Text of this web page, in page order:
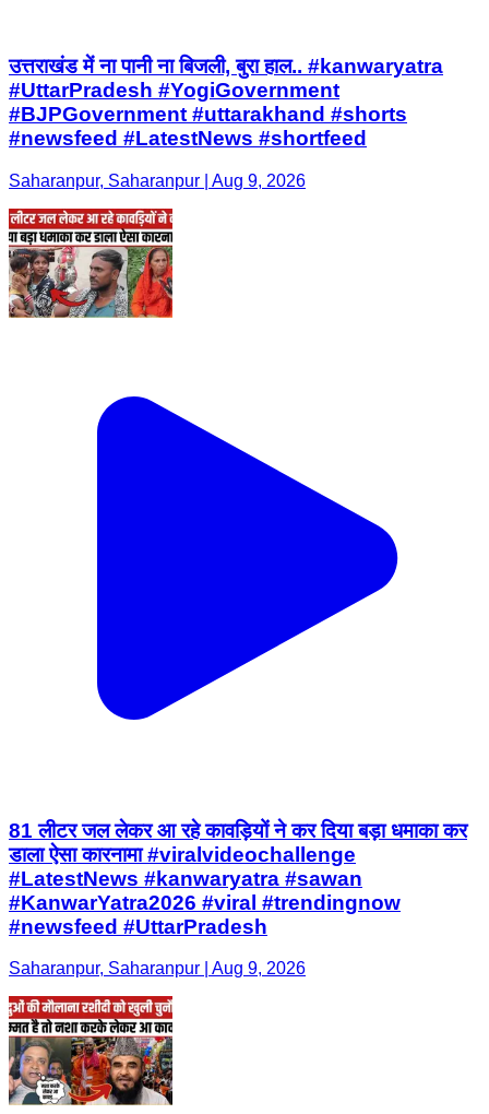
उत्तराखंड में ना पानी ना बिजली, बुरा हाल.. #kanwaryatra
#UttarPradesh #YogiGovernment
#BJPGovernment #uttarakhand #shorts
#newsfeed #LatestNews #shortfeed
Saharanpur, Saharanpur | Aug 9, 2026
81 लीटर जल लेकर आ रहे कावड़ियों ने कर दिया बड़ा धमाका कर
डाला ऐसा कारनामा #viralvideochallenge
#LatestNews #kanwaryatra #sawan
#KanwarYatra2026 #viral #trendingnow
#newsfeed #UttarPradesh
Saharanpur, Saharanpur | Aug 9, 2026